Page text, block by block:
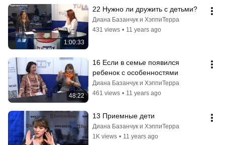
1:00:33
22 Нужно ли дружить с детьми?
Диана Базанчук и ХэппиТерра
431 views • 11 years ago
48:22
16 Если в семье появился
ребенок с особенностями
Диана Базанчук и ХэппиТерра
461 views • 11 years ago
13 Приемные дети
Диана Базанчук и ХэппиТерра
1K views • 11 years ago